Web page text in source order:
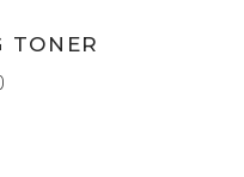
TONER